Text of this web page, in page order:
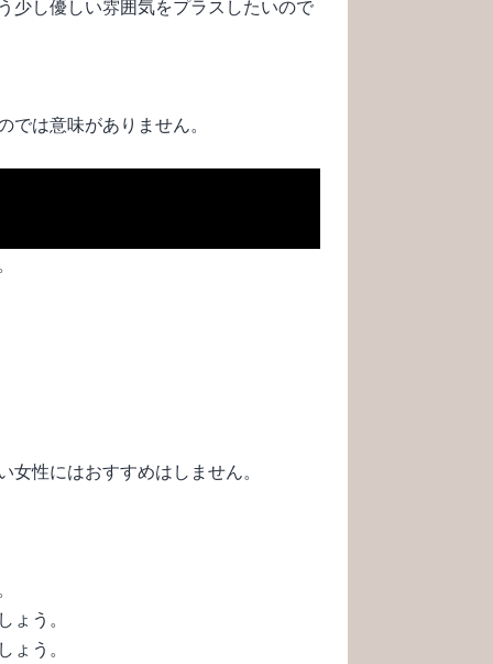
少し優しい雰囲気をプラスしたいので
は意味がありません。
性にはおすすめはしません。
う。
う。